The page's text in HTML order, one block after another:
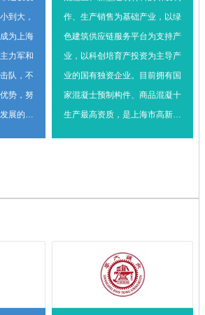
到大，
为上海
力军和
队，不
势，努
展的先
作、生产销售为基础产业，以绿
色建筑供应链服务平台为支持产
业，以科创培育产投资为主导产
业的国有独资企业。目前拥有国
家混凝士预制构件、商品混凝十
生产最高资质，是上海市高新技